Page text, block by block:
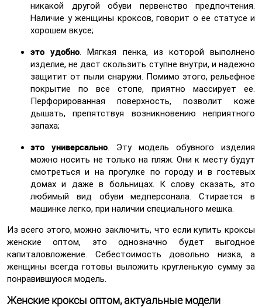
никакой другой обуви первенство предпочтения.
Наличие у женщины кроксов, говорит о ее статусе и
хорошем вкусе;
это удобно. Мягкая пенка, из которой выполнено
изделие, не даст скользить ступне внутри, и надежно
защитит от пыли снаружи. Помимо этого, рельефное
покрытие по все стопе, приятно массирует ее.
Перфорированная поверхность, позволит коже
дышать, препятствуя возникновению неприятного
запаха;
это универсально. Эту модель обувного изделия
можно носить не только на пляж. Они к месту будут
смотреться и на прогулке по городу и в гостевых
домах и даже в больницах. К слову сказать, это
любимый вид обуви медперсонала. Стирается в
машинке легко, при наличии специального мешка.
Из всего этого, можно заключить, что если купить кроксы
женские оптом, это однозначно будет выгодное
капиталовложение. Себестоимость довольно низка, а
женщины всегда готовы выложить кругленькую сумму за
понравившуюся модель.
Женские кроксы оптом, актуальные модели